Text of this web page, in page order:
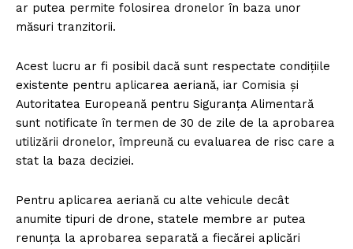
ar putea permite folosirea dronelor în baza unor
măsuri tranzitorii.
Acest lucru ar fi posibil dacă sunt respectate condițiile
existente pentru aplicarea aeriană, iar Comisia și
Autoritatea Europeană pentru Siguranța Alimentară
sunt notificate în termen de 30 de zile de la aprobarea
utilizării dronelor, împreună cu evaluarea de risc care a
stat la baza deciziei.
Pentru aplicarea aeriană cu alte vehicule decât
anumite tipuri de drone, statele membre ar putea
renunța la aprobarea separată a fiecărei aplicări